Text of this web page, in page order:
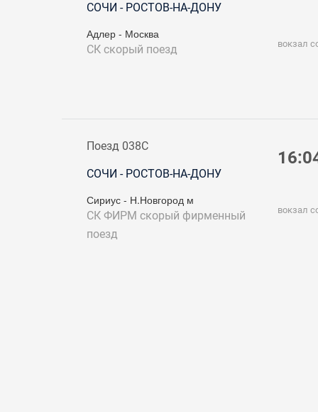
СОЧИ - РОСТОВ-НА-ДОНУ
Адлер - Москва
СКскорый поезд вокзал
Поезд 038С
СОЧИ - РОСТОВ-НА-ДОНУ
Сириус - Н.Новгород м
СК ФИРМскорый фирменный
поезд
вокзал